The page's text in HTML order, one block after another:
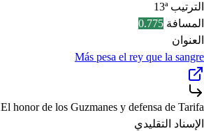
الترتيب 13ª
المسافة 0.775
العنوان
Más pesa el rey que la sangre
El honor de los Guzmanes y defensa de Tarifa
الإسناد التقليدي